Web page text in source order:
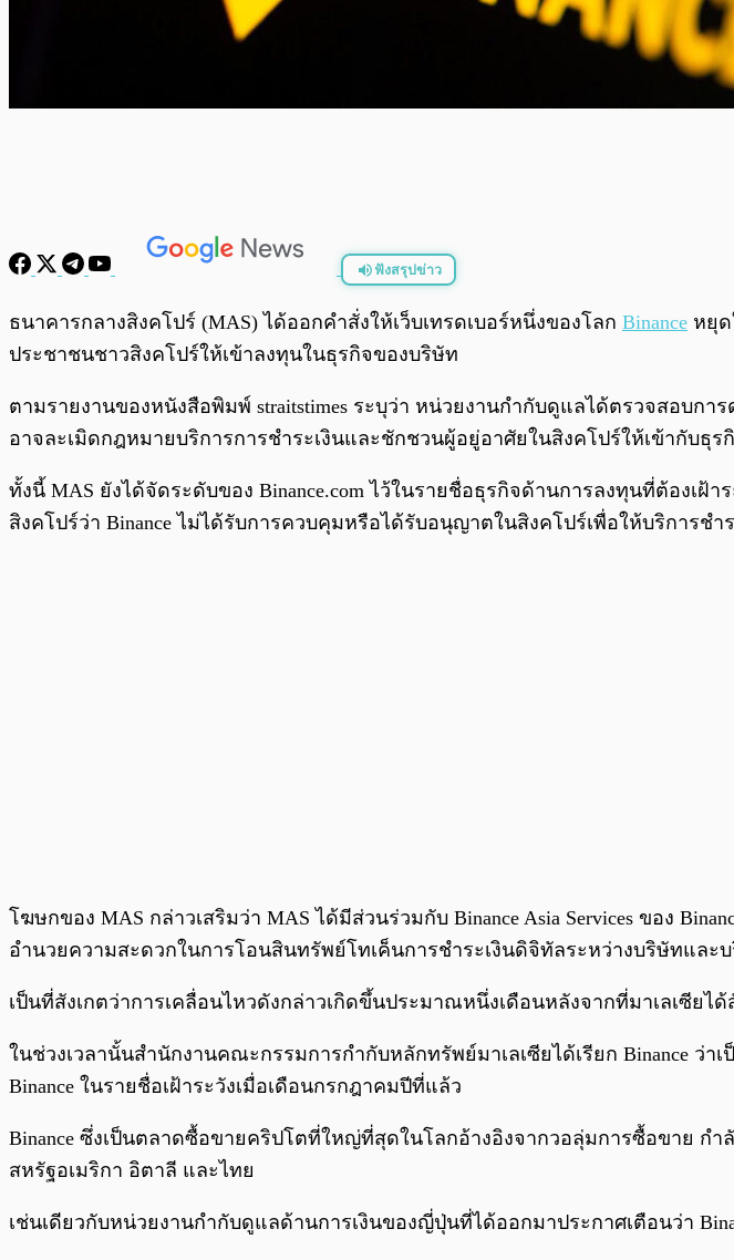
ฟังสรุปข่าว
ธนาคารกลางสิงคโปร์ (MAS) ได้ออกคำสั่งให้เว็บเทรดเบอร์หนึ่งของโลก Binance หยุด
ประชาชนชาวสิงคโปร์ให้เข้าลงทุนในธุรกิจของบริษัท
ตามรายงานของหนังสือพิมพ์ straitstimes ระบุว่า หน่วยงานกำกับดูแลได้ตรวจสอบการ
อาจละเมิดกฎหมายบริการการชำระเงินและชักชวนผู้อยู่อาศัยในสิงคโปร์ให้เข้ากับธุ
ทั้งนี้ MAS ยังได้จัดระดับของ Binance.com ไว้ในรายชื่อธุรกิจด้านการลงทุนที่ต้อง
สิงคโปร์ว่า Binance ไม่ได้รับการควบคุมหรือได้รับอนุญาตในสิงคโปร์เพื่อให้บริการช
โฆษกของ MAS กล่าวเสริมว่า MAS ได้มีส่วนร่วมกับ Binance Asia Services ของ
อำนวยความสะดวกในการโอนสินทรัพย์โทเค็นการชำระเงินดิจิทัลระหว่างบริษัทและบ
เป็นที่สังเกตว่าการเคลื่อนไหวดังกล่าวเกิดขึ้นประมาณหนึ่งเดือนหลังจากที่มาเลเซียไ
ในช่วงเวลานั้นสำนักงานคณะกรรมการกำกับหลักทรัพย์มาเลเซียได้เรียก Binance
Binance ในรายชื่อเฝ้าระวังเมื่อเดือนกรกฎาคมปีที่แล้ว
Binance ซึ่งเป็นตลาดซื้อขายคริปโตที่ใหญ่ที่สุดในโลกอ้างอิงจากวอลุ่มการซื้อขาย ก
สหรัฐอเมริกา อิตาลี และไทย
เช่นเดียวกับหน่วยงานกำกับดูแลด้านการเงินของญี่ปุ่นที่ได้ออกมาประกาศเตือนว่า